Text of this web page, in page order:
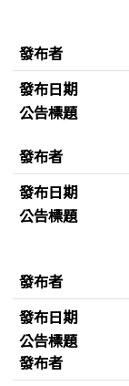
發布者
發布日期
公告標題
發布者
發布日期
公告標題
發布者
發布日期
公告標題
發布者